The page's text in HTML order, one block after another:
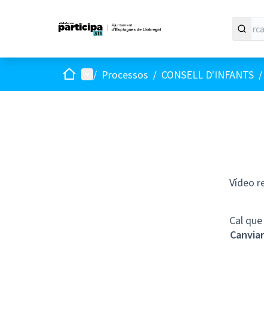
Inici Menú principal
/ Processos / CONSELL D'INFANTS /
Vídeo
Cal